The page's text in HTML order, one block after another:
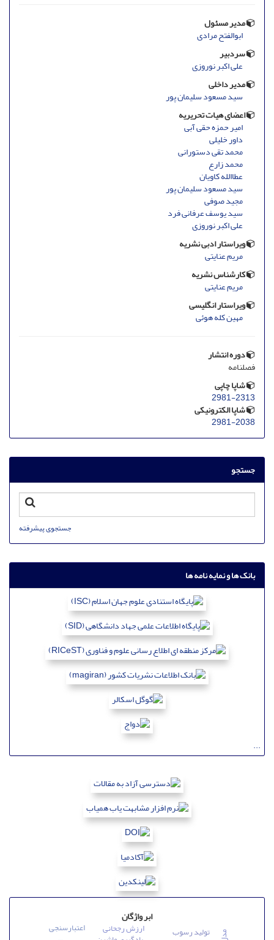
مدیر مسئول
ابوالفتح مرادی
سردبیر
علی اکبر نوروزی
مدیر داخلی
سید مسعود سلیمان پور
اعضای هیات تحریریه
امیر حمزه حقی آبی
داور خلیلی
محمد تقی دستورانی
محمد زارع
عطاالله کاویان
سید مسعود سلیمان پور
مجید صوفی
سید یوسف عرفانی فرد
علی اکبر نوروزی
ویراستار ادبی نشریه
مریم عنایتی
کارشناس نشریه
مریم عنایتی
ویراستار انگلیسی
مهین کله هوئی
دوره انتشار
فصلنامه
شاپا چاپی
2981-2313
شاپا الکترونیکی
2981-2038
جستجو
جستجوی پیشرفته
بانک ها و نمایه نامه ها
...
ابر واژگان
ارزش رجحانی تولید رسوب اعتبارسنجی